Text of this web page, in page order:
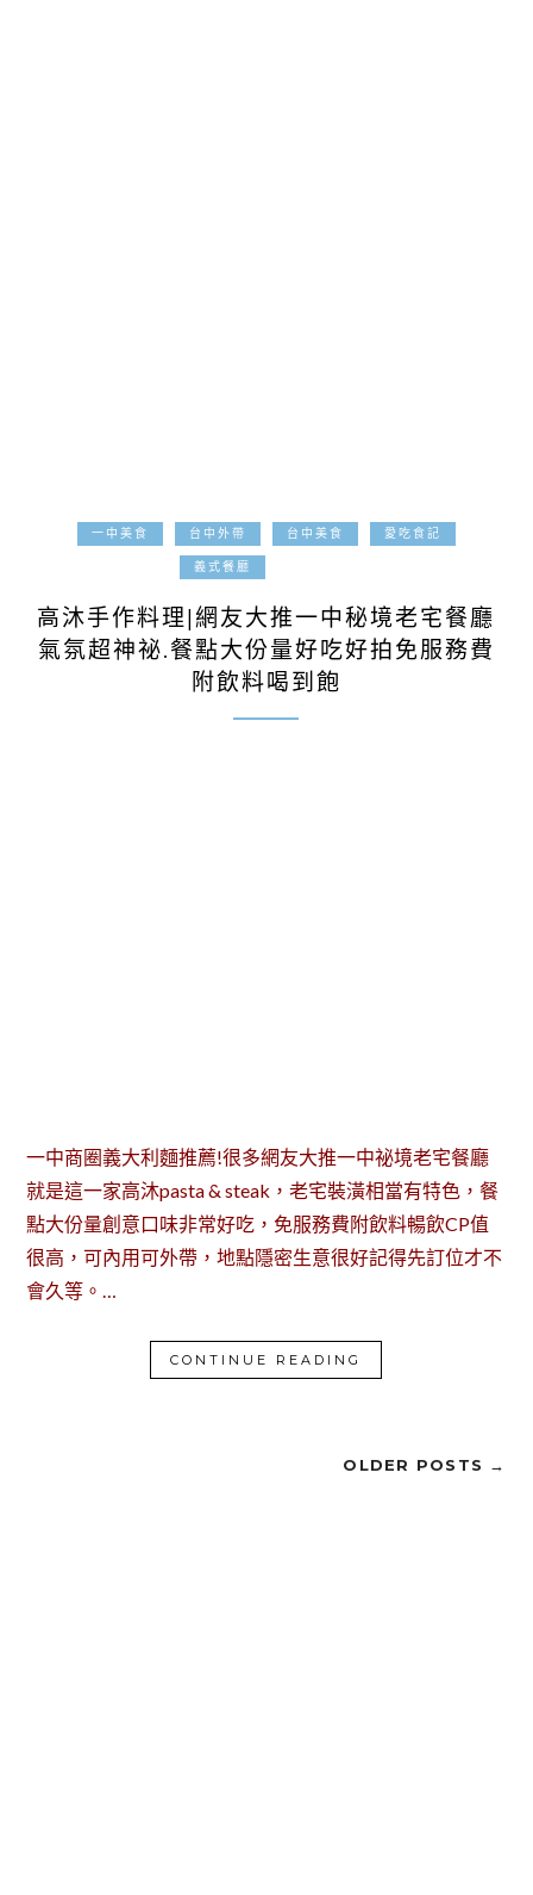
一中美食 台中外帶 台中美食 愛吃食記
義式餐廳
高沐手作料理|網友大推一中秘境老宅餐廳
氣氛超神祕.餐點大份量好吃好拍免服務費
附飲料喝到飽
一中商圈義大利麵推薦!很多網友大推一中祕境老宅餐廳
就是這一家高沐pasta & steak，老宅裝潢相當有特色，餐
點大份量創意口味非常好吃，免服務費附飲料暢飲CP值
很高，可內用可外帶，地點隱密生意很好記得先訂位才不
會久等。…
CONTINUE READING
OLDER POSTS →